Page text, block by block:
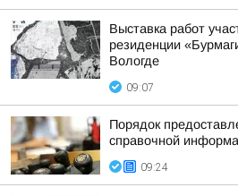
Выставка работ
резиденции
Вологде
09:07
Порядок
справочной
09:24